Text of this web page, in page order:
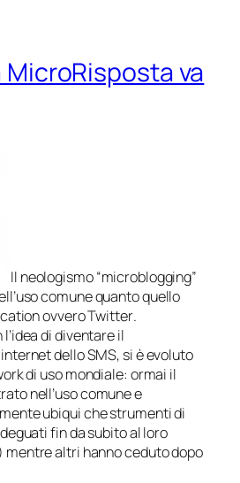
va
Il neologismo “microblogging”
comune quanto quello
ovveroTwitter.
di diventare il
dello SMS, si è evoluto
di uso mondiale: ormai il
nell’uso comune e
ubiqui che strumenti di
fin da subito al loro
mentre altri hanno ceduto dopo